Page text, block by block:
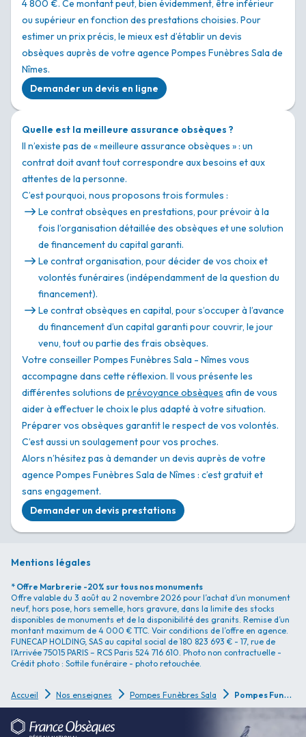
4 800 €. Ce montant peut, bien évidemment, être inférieur
ou supérieur en fonction des prestations choisies. Pour
estimer un prix précis, le mieux est d’établir un devis
obsèques auprès de votre agence Pompes Funèbres Sala de
Nîmes.
Demander un devis en ligne
Quelle est la meilleure assurance obsèques ?
Il n’existe pas de « meilleure assurance obsèques » : un
contrat doit avant tout correspondre aux besoins et aux
attentes de la personne.
C’est pourquoi, nous proposons trois formules :
Le contrat obsèques en prestations, pour prévoir à la
fois l’organisation détaillée des obsèques et une solution
de financement du capital garanti.
Le contrat organisation, pour décider de vos choix et
volontés funéraires (indépendamment de la question du
financement).
Le contrat obsèques en capital, pour s’occuper à l’avance
du financement d’un capital garanti pour couvrir, le jour
venu, tout ou partie des frais obsèques.
Votre conseiller Pompes Funèbres Sala - Nîmes vous
accompagne dans cette réflexion. Il vous présente les
différentes solutions de prévoyance obsèques afin de vous
aider à effectuer le choix le plus adapté à votre situation.
Préparer vos obsèques garantit le respect de vos volontés.
C’est aussi un soulagement pour vos proches.
Alors n’hésitez pas à demander un devis auprès de votre
agence Pompes Funèbres Sala de Nîmes : c’est gratuit et
sans engagement.
Demander un devis prestations
Mentions légales
* Offre Marbrerie -20% sur tous nos monuments
Offre valable du 3 août au 2 novembre 2026 pour l’achat d’un monument
neuf, hors pose, hors semelle, hors gravure, dans la limite des stocks
disponibles de monuments et de la disponibilité des granits. Remise d’un
montant maximum de 4 000 € TTC. Voir conditions de l’offre en agence.
FUNECAP HOLDING, SAS au capital social de 180 823 693 € - 17, rue de
l’Arrivée 75015 PARIS – RCS Paris 524 716 610. Photo non contractuelle -
Crédit photo : Sottile funéraire - photo retouchée.
Accueil Nos enseignes Pompes Funèbres Sala P
ompes Funèbres Sala - Nîmes